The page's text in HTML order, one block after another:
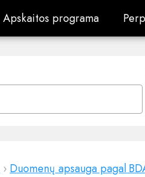
Apskaitos programa
Apskaitos programa
› Duomenų apsauga pagal